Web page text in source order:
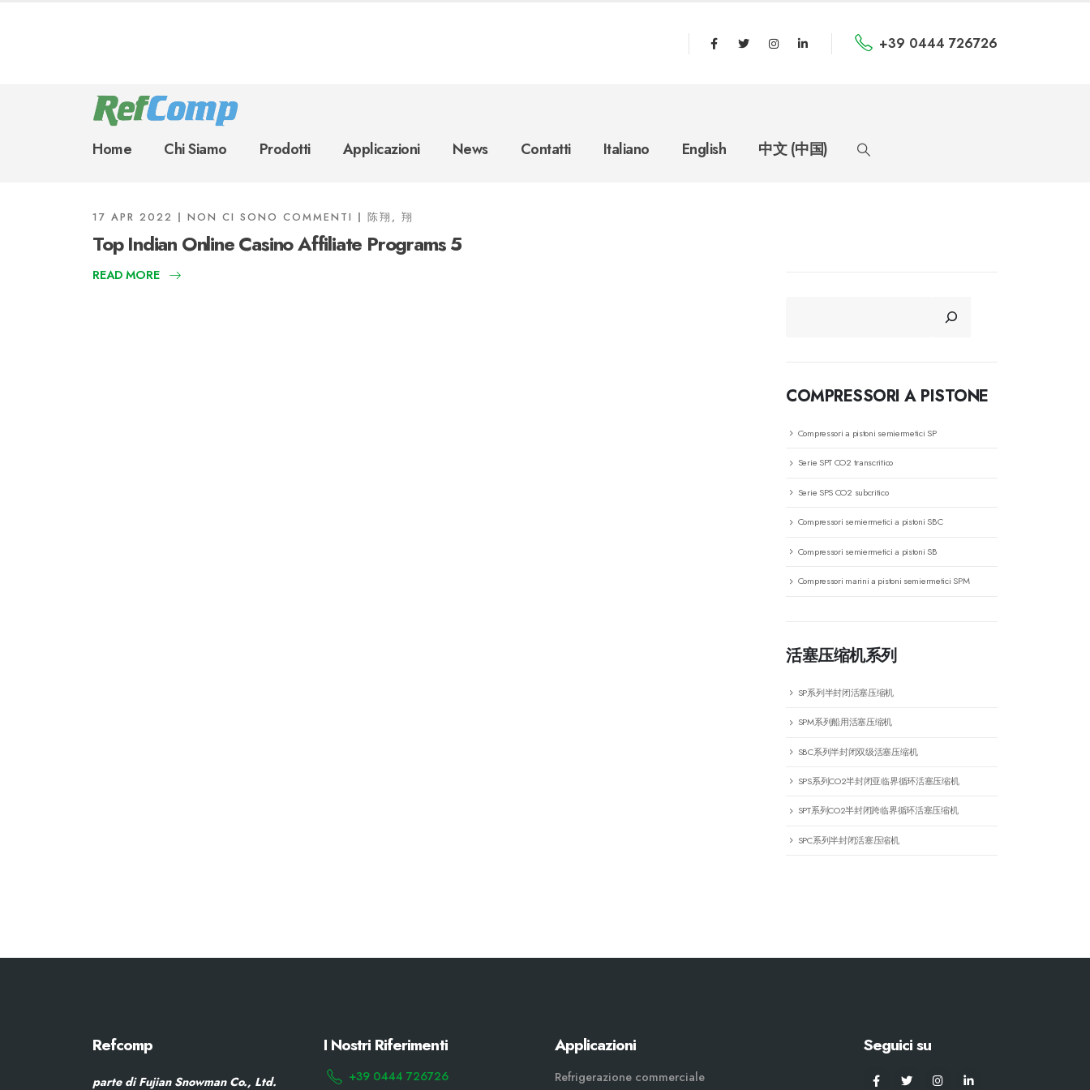
+39 0444 726726
Home Chi Siamo Prodotti Applicazioni News Contatti Italiano English 中文 (中国)
17 APR 2022 NON CI SONO COMMENTI 陈翔, 翔
Top Indian Online Casino Affiliate Programs 5
READ MORE
COMPRESSORI A PISTONE
Compressori a pistoni semiermetici SP
Serie SPT CO2 transcritico
Serie SPS CO2 subcritico
Compressori semiermetici a pistoni SBC
Compressori semiermetici a pistoni SB
Compressori marini a pistoni semiermetici SPM
活塞压缩机系列
SP系列半封闭活塞压缩机
SPM系列船用活塞压缩机
SBC系列半封闭双级活塞压缩机
SPS系列CO2半封闭亚临界循环活塞压缩机
SPT系列CO2半封闭跨临界循环活塞压缩机
SPC系列半封闭活塞压缩机
Refcomp
parte di Fujian Snowman Co., Ltd.
I Nostri Riferimenti
+39 0444 726726
Applicazioni
Refrigerazione commerciale
Seguici su